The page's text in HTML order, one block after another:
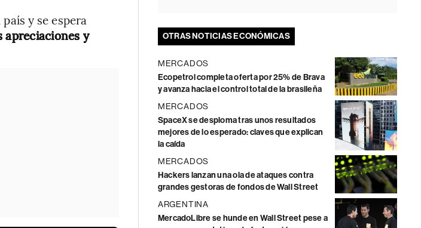
y se espera
y
OTRAS NOTICIAS ECONÓMICAS
MERCADOS
Ecopetrol completa oferta por 25% de Brava
y avanza hacia el control total de la brasileña
MERCADOS
SpaceX se desploma tras unos resultados
mejores de lo esperado: claves que explican
la caída
MERCADOS
Hackers lanzan una ola de ataques contra
grandes gestoras de fondos de Wall Street
ARGENTINA
MercadoLibre se hunde en Wall Street pese a